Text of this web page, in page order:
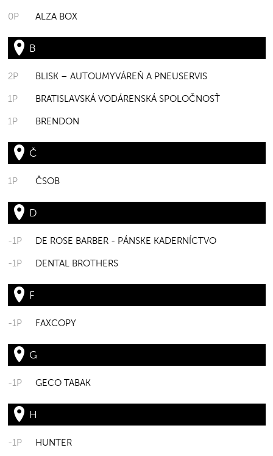
0P ALZA BOX
B
2P BLISK – AUTOUMYVÁREŇ A PNEUSERVIS
1P BRATISLAVSKÁ VODÁRENSKÁ SPOLOČNOSŤ
1P BRENDON
Č
1P ČSOB
D
-1P DE ROSE BARBER - PÁNSKE KADERNÍCTVO
-1P DENTAL BROTHERS
F
-1P FAXCOPY
G
-1P GECO TABAK
H
-1P HUNTER